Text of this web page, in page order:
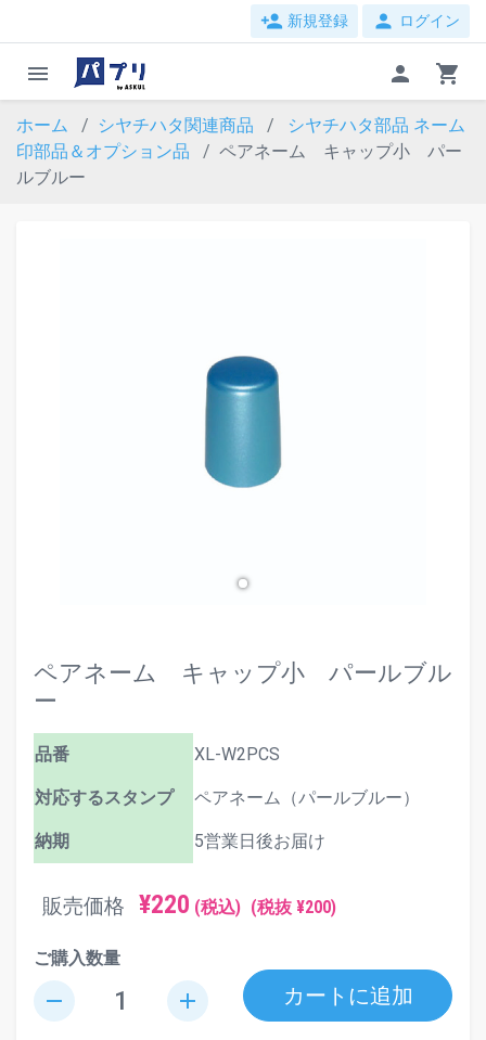
person_add 新規登録 person ログイン
menu person shopping_cart
ホーム シヤチハタ関連商品 シヤチハタ部品 ネーム
印部品＆オプション品
ペアネーム キャップ小 パー
ルブルー
ペアネーム キャップ小 パールブル
ー
品番 XL-W2PCS
対応するスタンプ ペアネーム（パールブルー）
納期 5営業日後お届け
販売価格 ¥220 (税込) (税抜 ¥200)
ご購入数量
remove add カートに追加